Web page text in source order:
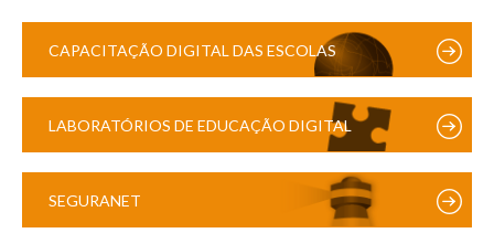
CAPACITAÇÃO DIGITAL DAS ESCOLAS
LABORATÓRIOS DE EDUCAÇÃO DIGITAL
SEGURANET